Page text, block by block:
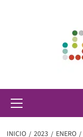
principal
INICIO 2023 ENERO